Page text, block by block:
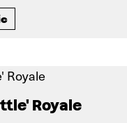
Royale